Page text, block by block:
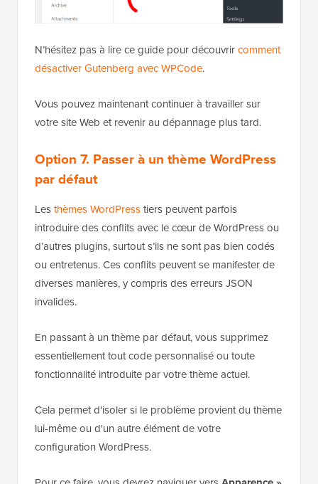
N’hésitez pas à lire ce guide pour découvrircomment
désactiver Gutenberg avec WPCode.
Vous pouvez maintenant continuer à travailler sur
votre site Web et revenir au dépannage plus tard.
Option 7. Passer à un thème WordPress
par défaut
Lesthèmes WordPresstiers peuvent parfois
introduire des conflits avec le cœur de WordPress ou
d’autres plugins, surtout s’ils ne sont pas bien codés
ou entretenus. Ces conflits peuvent se manifester de
diverses manières, y compris des erreurs JSON
invalides.
En passant à un thème par défaut, vous supprimez
essentiellement tout code personnalisé ou toute
fonctionnalité introduite par votre thème actuel.
Cela permet d'isoler si le problème provient du thème
lui-même ou d'un autre élément de votre
configuration WordPress.